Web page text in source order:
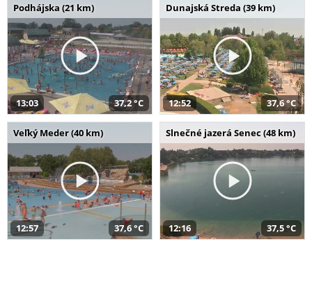
Podhájska (21 km)
13:03 37,2 °C
Dunajská Streda (39 km)
12:52 37,6 °C
Veľký Meder (40 km)
12:57 37,6 °C
Slnečné jazerá Senec (48 km)
12:16 37,5 °C